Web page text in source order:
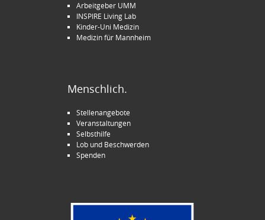
Arbeitgeber UMM
INSPIRE Living Lab
Kinder-Uni Medizin
Medizin für Mannheim
Menschlich.
Stellenangebote
Veranstaltungen
Selbsthilfe
Lob und Beschwerden
Spenden